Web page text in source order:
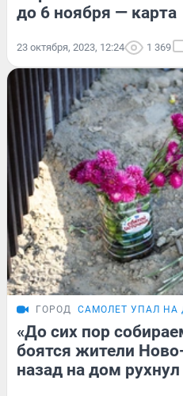
до 6 ноября — карта
23 октября, 2023, 12:24 1 369
ГОРОД САМОЛЕТ УПАЛ НА
«До сих пор
боятся жители
назад на дом